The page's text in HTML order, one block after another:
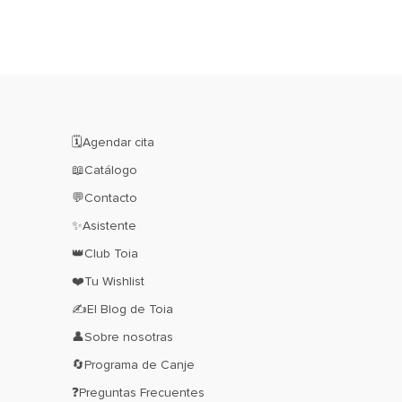
🗓️Agendar cita
📖Catálogo
💬Contacto
✨Asistente
👑Club Toia
❤️Tu Wishlist
✍El Blog de Toia
👤Sobre nosotras
🔄Programa de Canje
❓Preguntas Frecuentes